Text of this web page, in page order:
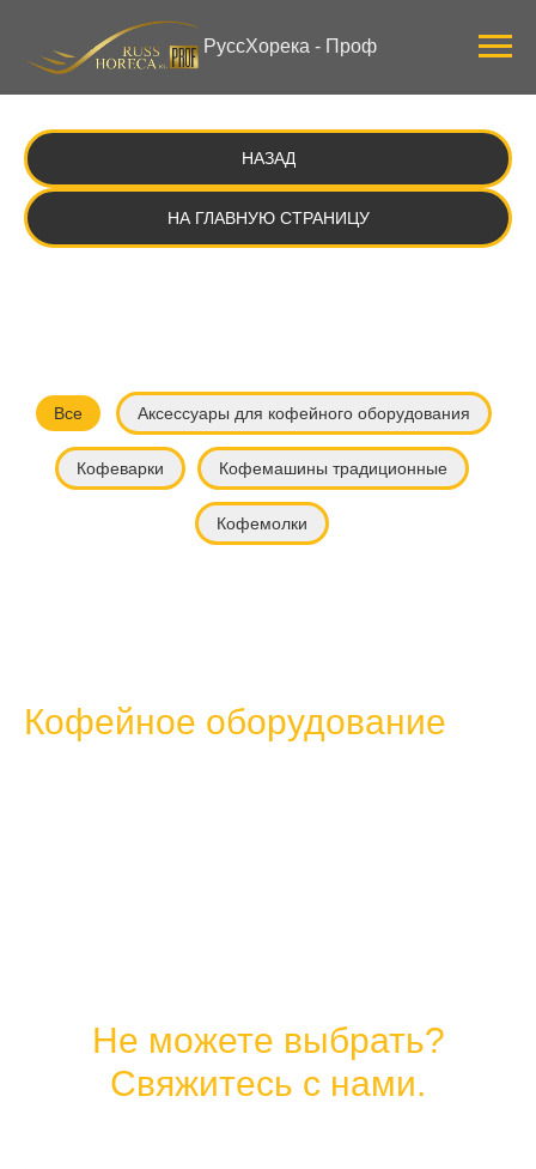
РуссХорека - Проф
НАЗАД
НА ГЛАВНУЮ СТРАНИЦУ
Все Аксессуары для кофейного оборудования
Кофеварки Кофемашины традиционные
Кофемолки
Кофейное оборудование
Не можете выбрать?
Свяжитесь с нами.